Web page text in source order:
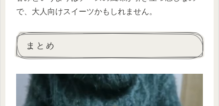
で、大人向けスイーツかもしれません。
まとめ